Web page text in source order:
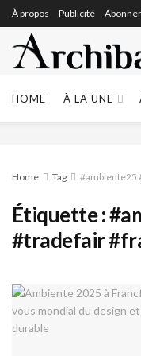
À propos Publicité
HOME À LA UNE
Home Tag #ambiente25
Étiquette :
#tradefair